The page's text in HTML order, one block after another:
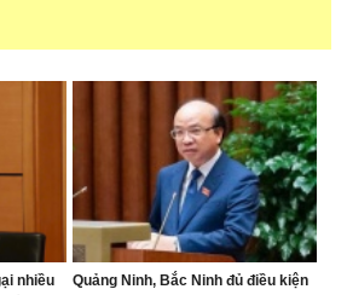
nhiều
Quảng Ninh, Bắc Ninh đủ điều kiện